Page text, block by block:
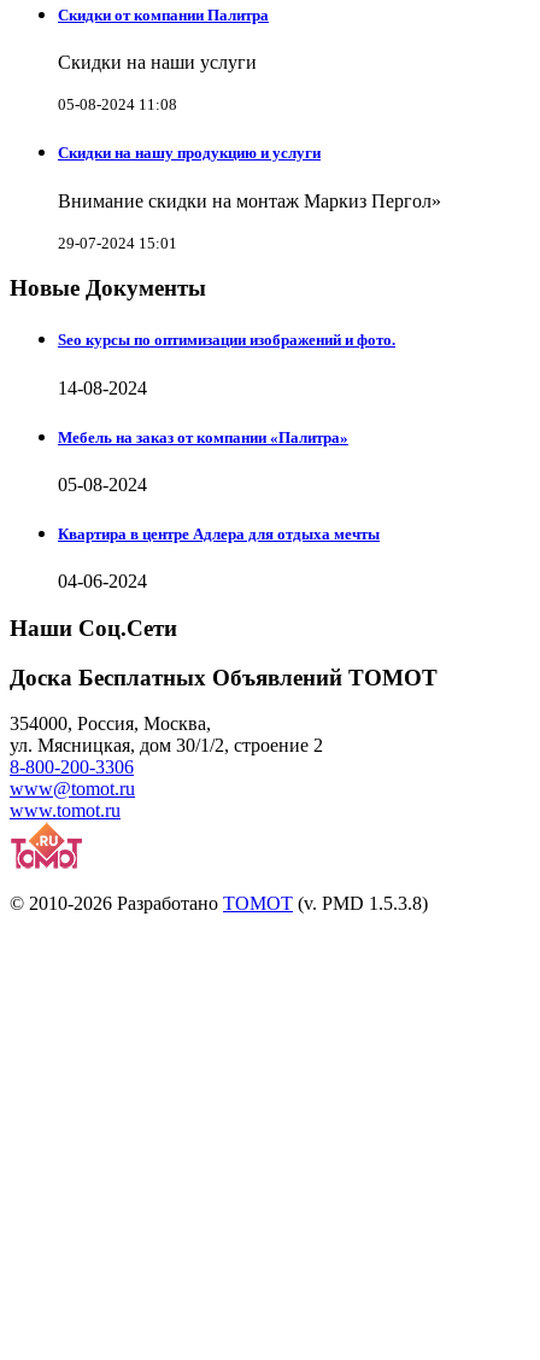
Скидки от компании Палитра
Скидки на наши услуги
05-08-2024 11:08
Скидки на нашу продукцию и услуги
Внимание скидки на монтаж Маркиз Пергол»
29-07-2024 15:01
Новые Документы
Seo курсы по оптимизации изображений и фото.
14-08-2024
Мебель на заказ от компании «Палитра»
05-08-2024
Квартира в центре Адлера для отдыха мечты
04-06-2024
Наши Соц.Сети
Доска Бесплатных Объявлений ТОМОТ
354000, Россия, Москва,
ул. Мясницкая, дом 30/1/2, строение 2
8-800-200-3306
www@tomot.ru
www.tomot.ru
© 2010-2026 Разработано TOMOT (v. PMD 1.5.3.8)